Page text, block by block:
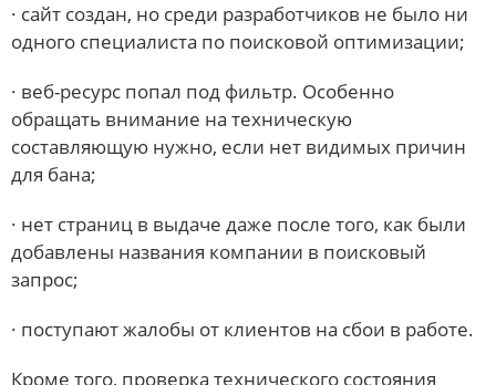
· сайт создан, но среди разработчиков не было ни
одного специалиста по поисковой оптимизации;
· веб-ресурс попал под фильтр. Особенно
обращать внимание на техническую
составляющую нужно, если нет видимых причин
для бана;
· нет страниц в выдаче даже после того, как были
добавлены названия компании в поисковый
запрос;
· поступают жалобы от клиентов на сбои в работе.
Кроме того, проверка технического состояния